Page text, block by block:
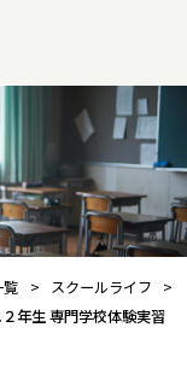
覧 > スクールライフ
>
年生 専門学校体験実習